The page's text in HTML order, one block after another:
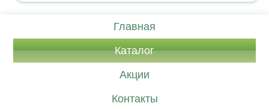
Главная
Каталог
Акции
Контакты